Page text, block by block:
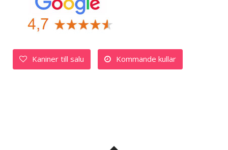
Kaniner till salu Kommande kullar